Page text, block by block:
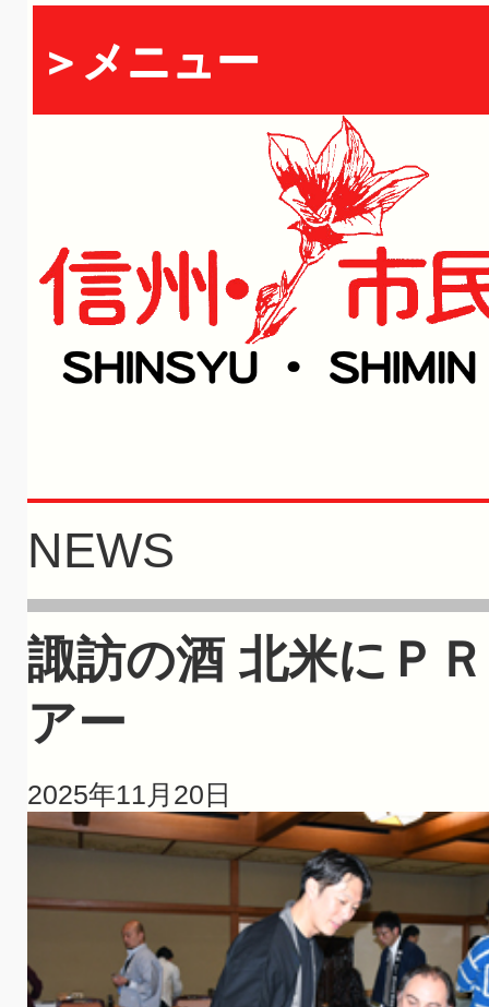
＞メニュー
NEWS
諏訪の酒 北米にＰ
アー
2025年11月20日